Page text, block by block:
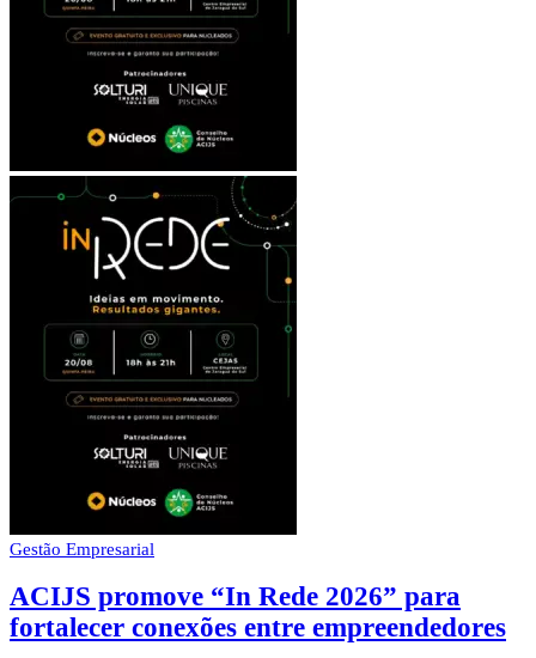
Gestão Empresarial
ACIJS promove “In Rede 2026” para
fortalecer conexões entre empreendedores